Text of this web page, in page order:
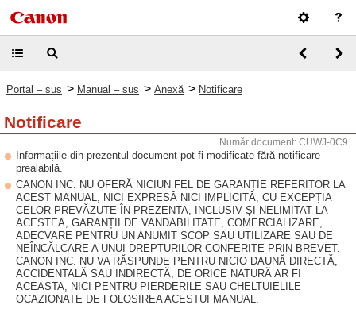
Portal – sus > Manual – sus > Anexă > Notificare
Notificare
Număr document: CUWJ-0C9
Informațiile din prezentul document pot fi modificate fără notificare
prealabilă.
CANON INC. NU OFERĂ NICIUN FEL DE GARANȚIE REFERITOR LA
ACEST MANUAL, NICI EXPRESĂ NICI IMPLICITĂ, CU EXCEPȚIA
CELOR PREVĂZUTE ÎN PREZENTA, INCLUSIV ȘI NELIMITAT LA
ACESTEA, GARANȚII DE VANDABILITATE, COMERCIALIZARE,
ADECVARE PENTRU UN ANUMIT SCOP SAU UTILIZARE SAU DE
NEÎNCĂLCARE A UNUI DREPTURILOR CONFERITE PRIN BREVET.
CANON INC. NU VA RĂSPUNDE PENTRU NICIO DAUNĂ DIRECTĂ,
ACCIDENTALĂ SAU INDIRECTĂ, DE ORICE NATURĂ AR FI
ACEASTA, NICI PENTRU PIERDERILE SAU CHELTUIELILE
OCAZIONATE DE FOLOSIREA ACESTUI MANUAL.